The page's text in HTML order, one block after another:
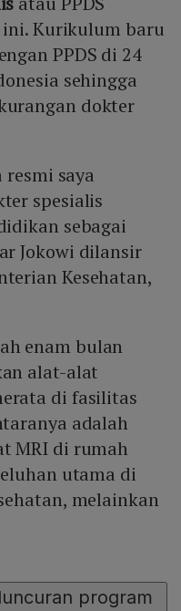
Kurikulum baru
PPDS di 24
sehingga
dokter
resmi saya
spesialis
sebagai
Jokowi dilansir
Kesehatan,
enam bulan
alat-alat
di fasilitas
adalah
MRI di rumah
utama di
melainkan
program